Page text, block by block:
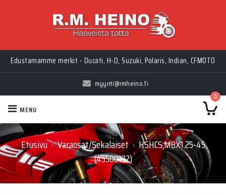
Edustamamme merkit - Ducati, H-D, Suzuki, Polaris, Indian, CFMOTO
myynti@rmheino.fi
0
MENU
Etusivu › Varaosat/Sekalaiset › HSHCS,M8X1.25-45
(45500132)